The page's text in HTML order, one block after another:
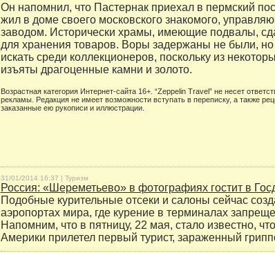
Он напомнил, что Пастернак приехал в пермский
жил в доме своего московского знакомого,
заводом. Исторически храмы, имеющие подвалы,
для хранения товаров. Воры задержаны не были, но
искать среди коллекционеров, поскольку из
изъяты драгоценные камни и золото.
Возрастная категория Интернет-сайта 16+. “Zeppelin Travel” не несет
рекламы. Редакция не имеет возможности вступать в переписку, а также
заказанные ею рукописи и иллюстрации.
31/01/2014 16:37 | Туризм
Россия: «Шереметьево» в фотографиях гостит в
Подобные курительные отсеки и салоны сейчас
аэропортах мира, где курение в терминалах
Напомним, что в пятницу, 22 мая, стало известно,
Америки прилетел первый турист, зараженный